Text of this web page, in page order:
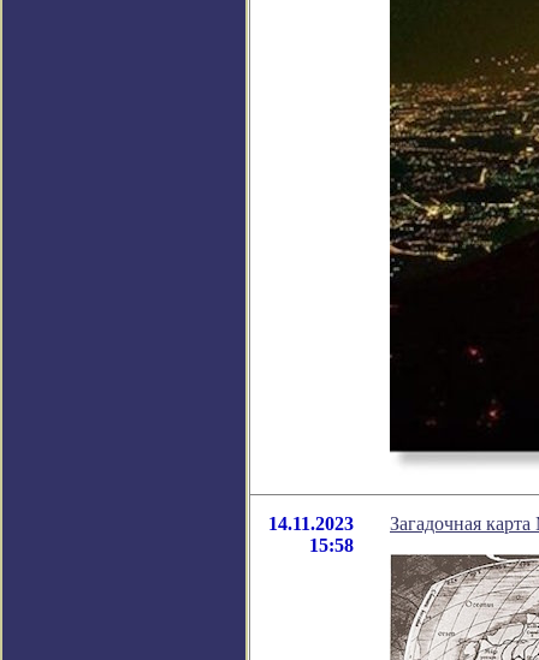
14.11.2023
15:58
Загадочная